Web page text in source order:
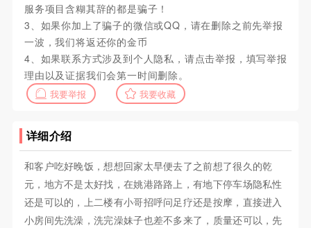
服务项目含糊其辞的都是骗子！
3、如果你加上了骗子的微信或QQ，请在删除之前先举报
一波，我们将返还你的金币
4、如果联系方式涉及到个人隐私，请点击举报，填写举报
理由以及证据我们会第一时间删除。
我要举报 我要收藏
详细介绍
和客户吃好晚饭，想想回家太早便去了之前想了很久的乾
元，地方不是太好找，在姚港路路上，有地下停车场隐私性
还是可以的，上二楼有小哥招呼问足疗还是按摩，直接进入
小房间先洗澡，洗完澡妹子也差不多来了，质量还可以，先